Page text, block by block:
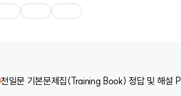
천일문 기본문제집(Training Book) 정답 및 해설